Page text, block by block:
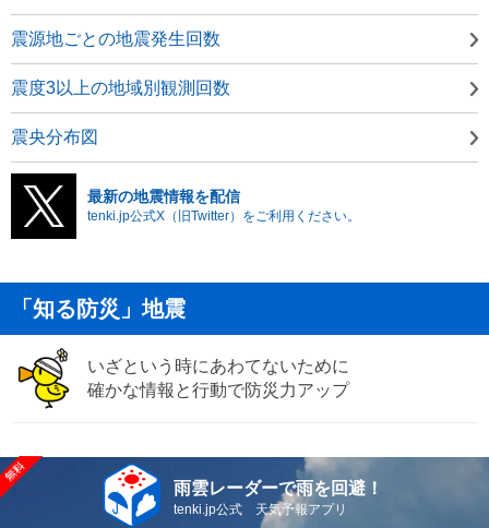
震源地ごとの地震発生回数
震度3以上の地域別観測回数
震央分布図
最新の地震情報を配信
tenki.jp公式X（旧Twitter）をご利用ください。
「知る防災」地震
いざという時にあわてないために
確かな情報と行動で防災力アップ
雨雲レーダーで雨を回避！
tenki.jp公式 天気予報アプリ